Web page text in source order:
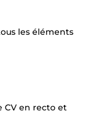
les éléments
CV en recto et